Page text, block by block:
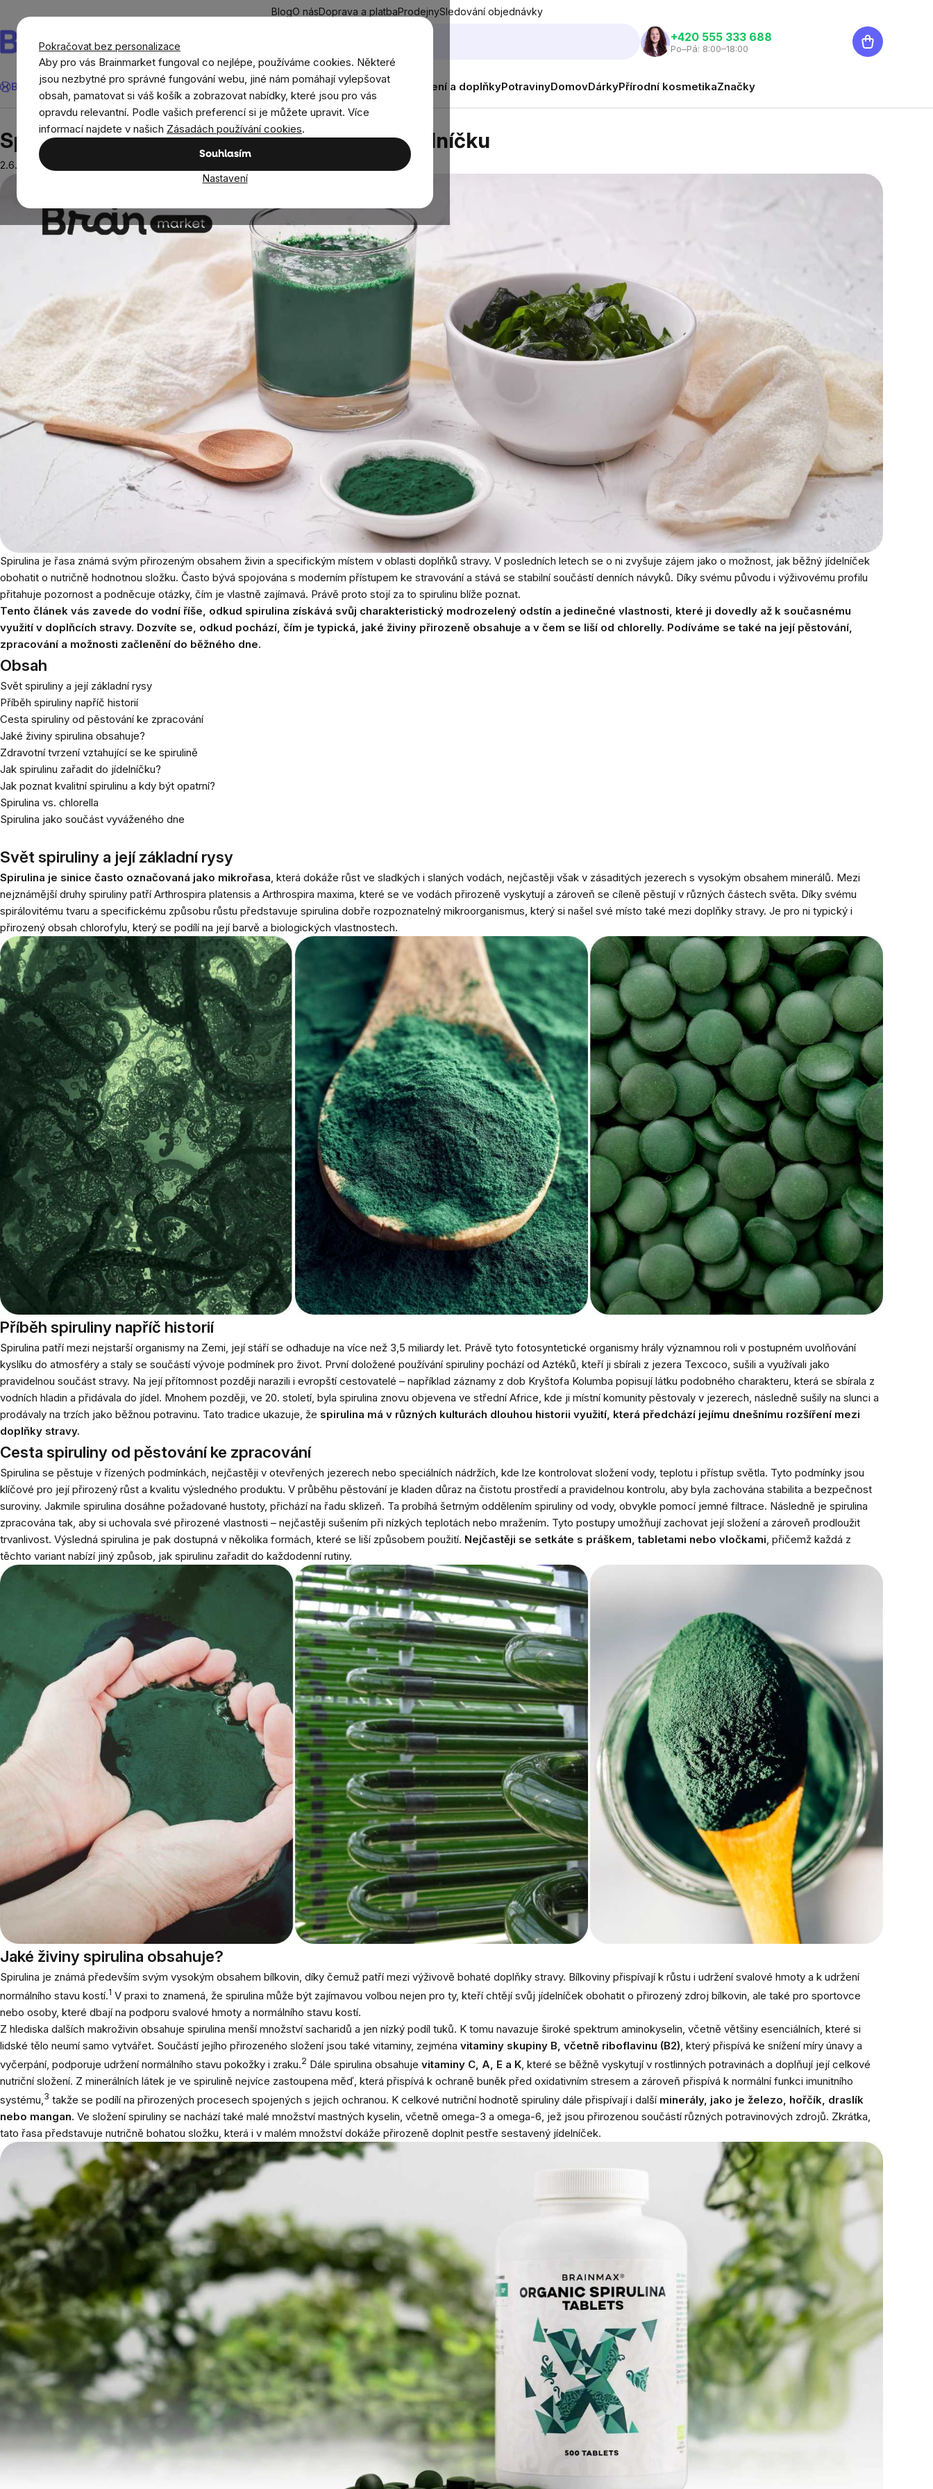
Pokračovat bez personalizace
Aby pro vás Brainmarket fungoval co nejlépe, používáme cookies. Některé
jsou nezbytné pro správné fungování webu, jiné nám pomáhají vylepšovat
obsah, pamatovat si váš košík a zobrazovat nabídky, které jsou pro vás
opravdu relevantní. Podle vašich preferencí si je můžete upravit. Více
informací najdete v našich Zásadách používání cookies.
Souhlasím
Nastavení
obsah
BlogO násDoprava a platbaProdejnySledování objednávky
Hledat
‭+420 555 333 688
Po–Pá: 8:00–18:00
Nákupní
košík
BrainMax® Léto Ušetři CíleDoplňky stravy a výživaNovinkyMužiŽenyDěti Oblečení a doplňkyPotravinyDomovDárkyPřírodní kosmetikaZnačky
Blog Spirulina: Jedinečná řasa pro obohacení jídelníčku
Spirulina: Jedinečná řasa pro obohacení jídelníčku
2.6.2025
Spirulina je řasa známá svým přirozeným obsahem živin a specifickým místem v oblasti doplňků stravy. V posledních letech se o ni zvyšuje zájem jako o možnost, jak běžný jídelníček
obohatit o nutričně hodnotnou složku. Často bývá spojována s moderním přístupem ke stravování a stává se stabilní součástí denních návyků. Díky svému původu i výživovému profilu
přitahuje pozornost a podněcuje otázky, čím je vlastně zajímavá. Právě proto stojí za to spirulinu blíže poznat.
Tento článek vás zavede do vodní říše, odkud spirulina získává svůj charakteristický modrozelený odstín a jedinečné vlastnosti, které ji dovedly až k současnému
využití v doplňcích stravy. Dozvíte se, odkud pochází, čím je typická, jaké živiny přirozeně obsahuje a v čem se liší od chlorelly. Podíváme se také na její pěstování,
zpracování a možnosti začlenění do běžného dne.
Obsah
Svět spiruliny a její základní rysy
Příběh spiruliny napříč historií
Cesta spiruliny od pěstování ke zpracování
Jaké živiny spirulina obsahuje?
Zdravotní tvrzení vztahující se ke spirulině
Jak spirulinu zařadit do jídelníčku?
Jak poznat kvalitní spirulinu a kdy být opatrní?
Spirulina vs. chlorella
Spirulina jako součást vyváženého dne
Svět spiruliny a její základní rysy
Spirulina je sinice často označovaná jako mikrořasa , která dokáže růst ve sladkých i slaných vodách, nejčastěji však v zásaditých jezerech s vysokým obsahem minerálů. Mezi
nejznámější druhy spiruliny patří Arthrospira platensis a Arthrospira maxima , které se ve vodách přirozeně vyskytují a zároveň se cíleně pěstují v různých částech světa. Díky svému
spirálovitému tvaru a specifickému způsobu růstu představuje spirulina dobře rozpoznatelný mikroorganismus, který si našel své místo také mezi doplňky stravy. Je pro ni typický i
přirozený obsah chlorofylu, který se podílí na její barvě a biologických vlastnostech.
Příběh spiruliny napříč historií
Spirulina patří mezi nejstarší organismy na Zemi, její stáří se odhaduje na více než 3,5 miliardy let. Právě tyto fotosyntetické organismy hrály významnou roli v postupném uvolňování
kyslíku do atmosféry a staly se součástí vývoje podmínek pro život. První doložené používání spiruliny pochází od Aztéků, kteří ji sbírali z jezera Texcoco, sušili a využívali jako
pravidelnou součást stravy. Na její přítomnost později narazili i evropští cestovatelé – například záznamy z dob Kryštofa Kolumba popisují látku podobného charakteru, která se sbírala z
vodních hladin a přidávala do jídel. Mnohem později, ve 20. století, byla spirulina znovu objevena ve střední Africe, kde ji místní komunity pěstovaly v jezerech, následně sušily na slunci a
prodávaly na trzích jako běžnou potravinu. Tato tradice ukazuje, že spirulina má v různých kulturách dlouhou historii využití, která předchází jejímu dnešnímu rozšíření mezi
doplňky stravy.
Cesta spiruliny od pěstování ke zpracování
Spirulina se pěstuje v řízených podmínkách, nejčastěji v otevřených jezerech nebo speciálních nádržích, kde lze kontrolovat složení vody, teplotu i přístup světla. Tyto podmínky jsou
klíčové pro její přirozený růst a kvalitu výsledného produktu. V průběhu pěstování je kladen důraz na čistotu prostředí a pravidelnou kontrolu, aby byla zachována stabilita a bezpečnost
suroviny. Jakmile spirulina dosáhne požadované hustoty, přichází na řadu sklizeň. Ta probíhá šetrným oddělením spiruliny od vody, obvykle pomocí jemné filtrace. Následně je spirulina
zpracována tak, aby si uchovala své přirozené vlastnosti – nejčastěji sušením při nízkých teplotách nebo mražením. Tyto postupy umožňují zachovat její složení a zároveň prodloužit
trvanlivost. Výsledná spirulina je pak dostupná v několika formách, které se liší způsobem použití. Nejčastěji se setkáte s práškem, tabletami nebo vločkami, přičemž každá z
těchto variant nabízí jiný způsob, jak spirulinu zařadit do každodenní rutiny.
Jaké živiny spirulina obsahuje?
Spirulina je známá především svým vysokým obsahem bílkovin, díky čemuž patří mezi výživově bohaté doplňky stravy. Bílkoviny přispívají k růstu i udržení svalové hmoty a k udržení
normálního stavu kostí.1 V praxi to znamená, že spirulina může být zajímavou volbou nejen pro ty, kteří chtějí svůj jídelníček obohatit o přirozený zdroj bílkovin, ale také pro sportovce
nebo osoby, které dbají na podporu svalové hmoty a normálního stavu kostí.
Z hlediska dalších makroživin obsahuje spirulina menší množství sacharidů a jen nízký podíl tuků. K tomu navazuje široké spektrum aminokyselin, včetně většiny esenciálních, které si
lidské tělo neumí samo vytvářet. Součástí jejího přirozeného složení jsou také vitaminy, zejména vitaminy skupiny B, včetně riboflavinu (B2) , který přispívá ke snížení míry únavy a
vyčerpání, podporuje udržení normálního stavu pokožky i zraku.2 Dále spirulina obsahuje vitaminy C, A, E a K , které se běžně vyskytují v rostlinných potravinách a doplňují její celkové
nutriční složení. Z minerálních látek je ve spirulině nejvíce zastoupena měď, která přispívá k ochraně buněk před oxidativním stresem a zároveň přispívá k normální funkci imunitního
systému, 3 takže se podílí na přirozených procesech spojených s jejich ochranou. K celkové nutriční hodnotě spiruliny dále přispívají i další minerály, jako je železo, hořčík, draslík
nebo mangan. Ve složení spiruliny se nachází také malé množství mastných kyselin, včetně omega-3 a omega-6, jež jsou přirozenou součástí různých potravinových zdrojů. Zkrátka,
tato řasa představuje nutričně bohatou složku, která i v malém množství dokáže přirozeně doplnit pestře sestavený jídelníček.